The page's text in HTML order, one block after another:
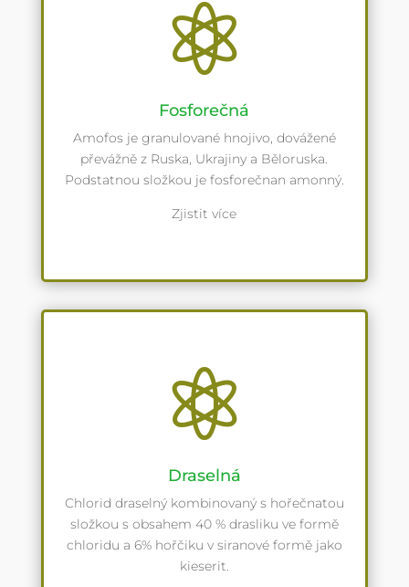

Fosforečná
Amofos je granulované hnojivo, dovážené
převážně z Ruska, Ukrajiny a Běloruska.
Podstatnou složkou je fosforečnan amonný.
Zjistit více

Draselná
Chlorid draselný kombinovaný s hořečnatou
složkou s obsahem 40 % drasliku ve formě
chloridu a 6% hořčiku v siranové formě jako
kieserit.